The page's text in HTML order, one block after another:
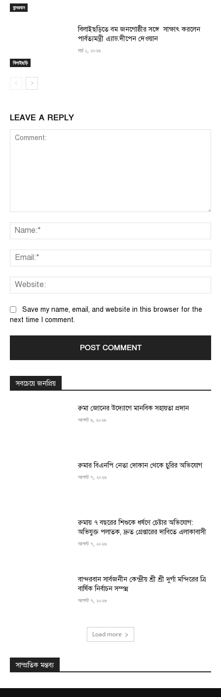
বান্দরবান
বিলাইছড়ি
বিলাইছড়িতে বম জনগোষ্ঠীর সঙ্গে সাক্ষাৎ করলেন
পার্বত্যমন্ত্রী এ্যাড.দীপেন দেওয়ান
মার্চ ১, ২০২৬
LEAVE A REPLY
Save my name, email, and website in this browser for the
next time I comment.
সবচেয়ে জনপ্রিয়
রুমা জোনের উদ্যোগে মানবিক সহায়তা প্রদান
আগস্ট ৯, ২০২৬
রুমার বিএনপি নেতা দোকান থেকে চুরির অভিযোগ
আগস্ট ৭, ২০২৬
রুমায় ৭ বছরের শিশুকে ধর্ষণে চেষ্টার অভিযোগ:
অভিযুক্ত পলাতক, দ্রুত গ্রেপ্তারের দাবিতে এলাকাবাসী
আগস্ট ৭, ২০২৬
বান্দরবান সার্বজনীন কেন্দ্রীয় শ্রী শ্রী দুর্গা মন্দিরের ত্রি
বার্ষিক নির্বাচন সম্পন্ন
আগস্ট ৭, ২০২৬
Load more
সাম্প্রতিক মন্তব্য